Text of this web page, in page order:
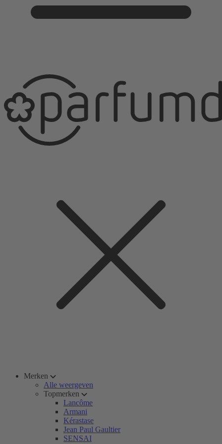
Merken
Alle weergeven
Topmerken
Lancôme
Armani
Kérastase
Jean Paul Gaultier
SENSAI